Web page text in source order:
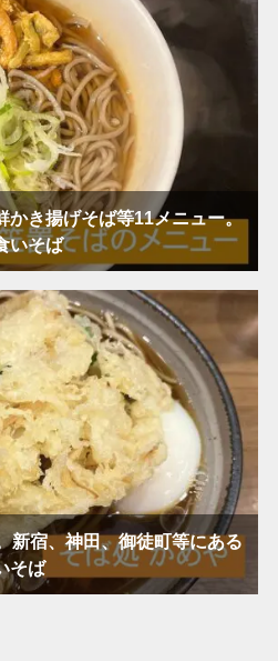
かき揚げそば等11メニュー。
いそば
新宿、神田、御徒町等にある
そば